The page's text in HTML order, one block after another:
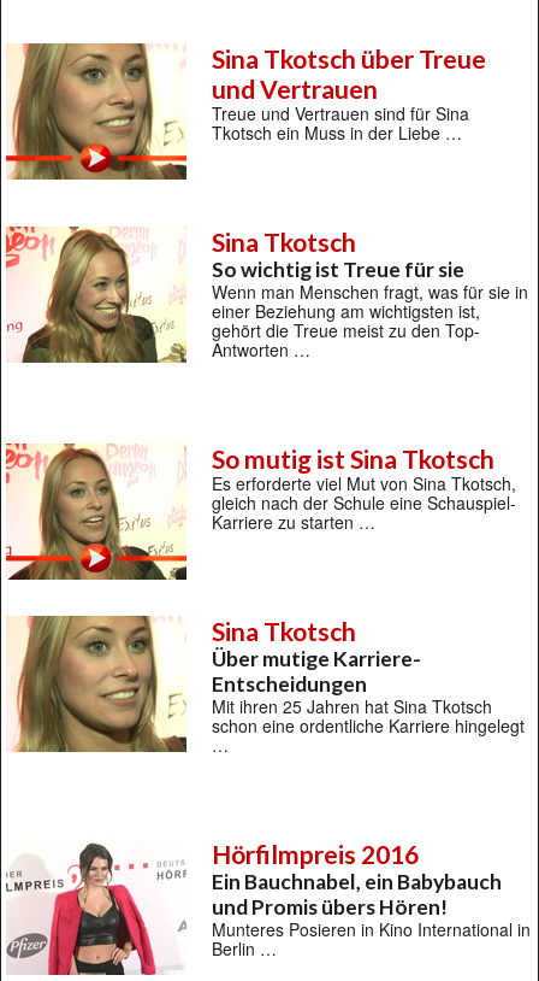
Sina Tkotsch über Treue
und Vertrauen
Treue und Vertrauen sind für Sina
Tkotsch ein Muss in der Liebe …
Sina Tkotsch
So wichtig ist Treue für sie
Wenn man Menschen fragt, was für sie in
einer Beziehung am wichtigsten ist,
gehört die Treue meist zu den Top-
Antworten …
So mutig ist Sina Tkotsch
Es erforderte viel Mut von Sina Tkotsch,
gleich nach der Schule eine Schauspiel-
Karriere zu starten …
Sina Tkotsch
Über mutige Karriere-
Entscheidungen
Mit ihren 25 Jahren hat Sina Tkotsch
schon eine ordentliche Karriere hingelegt
…
Hörfilmpreis 2016
Ein Bauchnabel, ein Babybauch
und Promis übers Hören!
Munteres Posieren in Kino International in
Berlin …